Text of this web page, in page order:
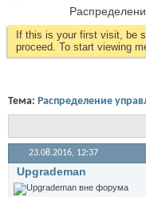
If this is your first visit, be
proceed. To start viewing
Тема: Распределение
23.08.2016, 12:37
Upgrademan